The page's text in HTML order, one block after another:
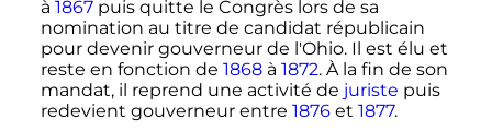
à 1867puis quitte le Congrès lors de sa
nomination au titre de candidat républicain
pour devenir gouverneur de l'Ohio. Il est élu et
reste en fonction de 1868à 1872. À la fin de son
mandat, il reprend une activité de juriste puis
redevient gouverneur entre 1876et 1877.